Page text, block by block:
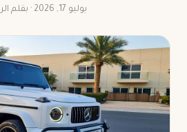
يوليو 17, 2026 · بقلم الرفاهية